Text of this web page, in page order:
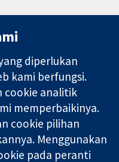
Hubungi kita
Berita
Pejabat
akhbar
Perihal Kami
Pekerjaan
Cochrane
diperlukan
kami berfungsi.
cookie analitik
memperbaikinya.
cookie pilihan
Menggunakan
pada peranti